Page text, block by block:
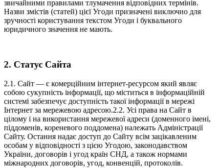
звичайними правилами тлумачення відповідних термінів.
Назви змістів (статей) цієї Угоди призначені виключно для
зручності користування текстом Угоди і буквального
юридичного значення не мають.
2. Статус Сайта
2.1. Сайт — є комерційним інтернет-ресурсом який являє
собою сукупність інформації, що міститься в інформаційній
системі забезпечує доступність такої інформації в мережі
Інтернет за мережевою адресою.2.2. Усі права на Сайт в
цілому і на використання мережевої адреси (доменного імені,
піддоменів, кореневого поддомена) належать Адміністрації
Сайту. Остання надає доступ до Сайту всім зацікавленим
особам у відповідності з цією Угодою, законодавством
України, договорів і угод країн СНД, а також нормами
міжнародних договорів, угод, конвенцій, протоколів.